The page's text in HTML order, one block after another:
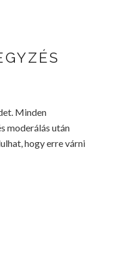
Minden
moderálás után
hogy erre várni